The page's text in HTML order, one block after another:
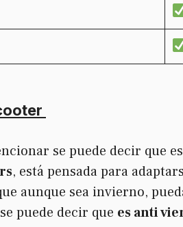
se puede decir que
, está pensada para
aunque sea invierno,
puede decir que es anti